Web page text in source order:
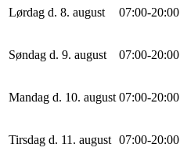
Lørdag d. 8. august 07:00-20:00
Søndag d. 9. august 07:00-20:00
Mandag d. 10. august 07:00-20:00
Tirsdag d. 11. august 07:00-20:00